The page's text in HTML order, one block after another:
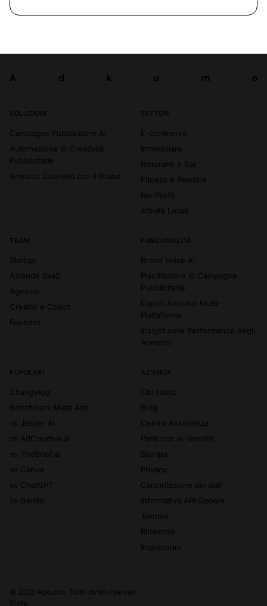
A d k u m
o
SOLUZIONI
Campagne Pubblicitarie AI
Automazione di Creatività
Pubblicitarie
Annunci Coerenti con il Brand
SETTORI
E-commerce
Immobiliare
Ristoranti e Bar
Fitness e Palestre
No-Profit
Attività Locali
TEAM
Startup
Aziende SaaS
Agenzie
Creator e Coach
Founder
FUNZIONALITÀ
Brand Voice AI
Pianificatore di Campagne
Pubblicitarie
Export Annunci Multi-
Piattaforma
Insight sulle Performance degli
Annunci
POPOLARI
Changelog
Benchmark Meta Ads
vs Jasper AI
vs AdCreative.ai
vs TheBrief.ai
vs Canva
vs ChatGPT
vs Gemini
AZIENDA
Chi siamo
Blog
Centro Assistenza
Parla con le Vendite
Stampa
Privacy
Cancellazione dei dati
Informativa API Google
Termini
Rimborso
Impressum
© 2026 Adkumo. Tutti i diritti riservati.
Stato